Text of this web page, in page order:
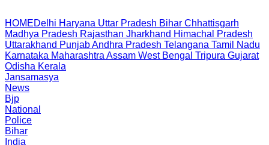
HOMEDelhi Haryana Uttar Pradesh Bihar Chhattisgarh
Madhya Pradesh Rajasthan Jharkhand Himachal Pradesh
Uttarakhand PunjabAndhra Pradesh Telangana Tamil Nadu
Karnataka Maharashtra Assam West Bengal Tripura Gujarat
Odisha Kerala
Jansamasya
News
Bjp
National
Police
Bihar
India